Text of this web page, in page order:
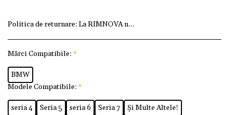
Politica de returnare: La RIMNOVA ne dorim ca fiecare
Mărci Compatibile: *
BMW
Modele Compatibile: *
seria 4 Seria 5 seria 6 Seria 7
Și Multe Altele!